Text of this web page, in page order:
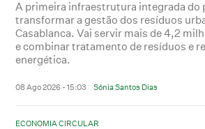
A primeira infraestrutura integrada do
transformar a gestão dos resíduos
Casablanca. Vai servir mais de 4,2
e combinar tratamento de resíduos e
energética.
08 Ago 2026 - 15:03 Sónia Santos Dias
ECONOMIA CIRCULAR